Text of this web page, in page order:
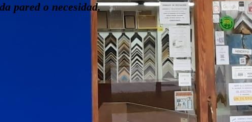
pared o necesidad.